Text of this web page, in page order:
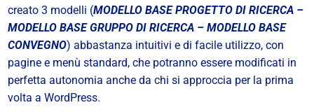
creato 3 modelli (MODELLO BASE PROGETTO DI RICERCA –
MODELLO BASE GRUPPO DI RICERCA – MODELLO BASE
CONVEGNO) abbastanza intuitivi e di facile utilizzo, con
pagine e menù standard, che potranno essere modificati in
perfetta autonomia anche da chi si approccia per la prima
volta a WordPress.